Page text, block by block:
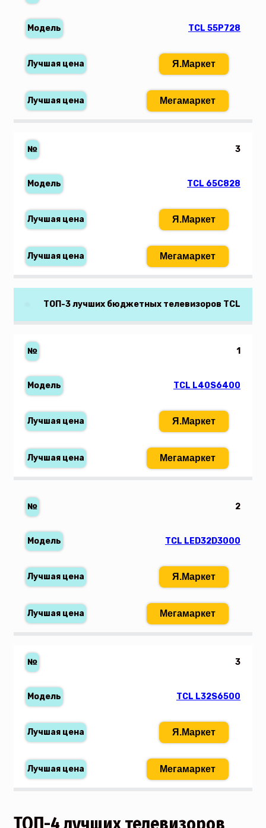
TCL 55P728
Я.Маркет
Мегамаркет
3
TCL 65C828
Я.Маркет
Мегамаркет
ТОП-3 лучших бюджетных телевизоров TCL
1
TCL L40S6400
Я.Маркет
Мегамаркет
2
TCL LED32D3000
Я.Маркет
Мегамаркет
3
TCL L32S6500
Я.Маркет
Мегамаркет